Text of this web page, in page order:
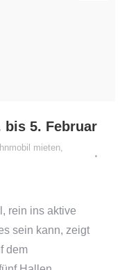
bis 5. Februar
mieten,
rein ins aktive
sein kann, zeigt
dem